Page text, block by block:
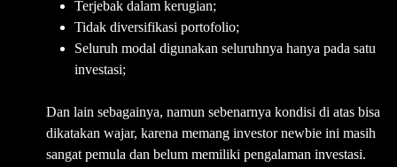
Terjebak dalam kerugian;
Tidak diversifikasi portofolio;
Seluruh modal digunakan seluruhnya hanya pada satu
investasi;
Dan lain sebagainya, namun sebenarnya kondisi di atas bisa
dikatakan wajar, karena memang investor newbie ini masih
sangat pemula dan belum memiliki pengalaman investasi.